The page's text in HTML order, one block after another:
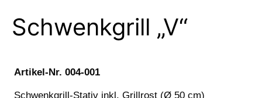
Schwenkgrill „V“
Artikel-Nr. 004-001
Schwenkgrill-Stativ inkl. Grillrost (Ø 50 cm)